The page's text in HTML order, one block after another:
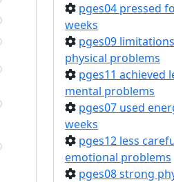
pges04 pressed
weeks
pges09
physical problems
pges11 achieved
mental problems
pges07 used
weeks
pges12 less
emotional problems
pges08 strong